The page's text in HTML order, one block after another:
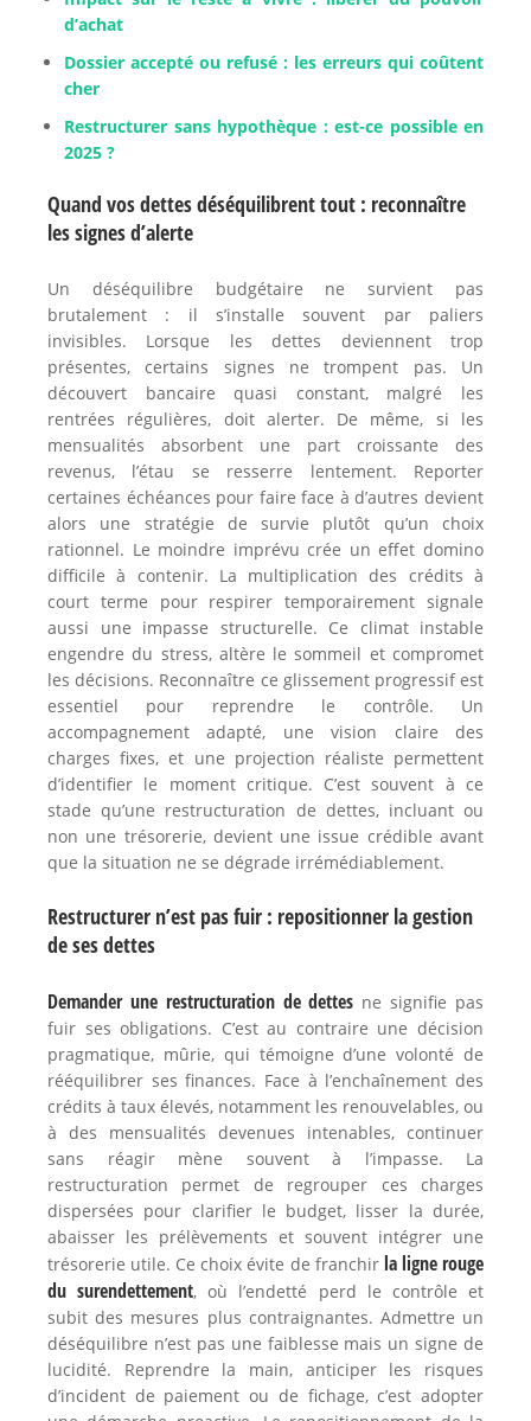
d’achat
Dossier accepté ou refusé : les erreurs qui coûtent
cher
Restructurer sans hypothèque : est-ce possible en
2025 ?
Quand vos dettes déséquilibrent tout : reconnaître
les signes d’alerte
Un déséquilibre budgétaire ne survient pas
brutalement : il s’installe souvent par paliers
invisibles. Lorsque les dettes deviennent trop
présentes, certains signes ne trompent pas. Un
découvert bancaire quasi constant, malgré les
rentrées régulières, doit alerter. De même, si les
mensualités absorbent une part croissante des
revenus, l’étau se resserre lentement. Reporter
certaines échéances pour faire face à d’autres devient
alors une stratégie de survie plutôt qu’un choix
rationnel. Le moindre imprévu crée un effet domino
difficile à contenir. La multiplication des crédits à
court terme pour respirer temporairement signale
aussi une impasse structurelle. Ce climat instable
engendre du stress, altère le sommeil et compromet
les décisions. Reconnaître ce glissement progressif est
essentiel pour reprendre le contrôle. Un
accompagnement adapté, une vision claire des
charges fixes, et une projection réaliste permettent
d’identifier le moment critique. C’est souvent à ce
stade qu’une restructuration de dettes, incluant ou
non une trésorerie, devient une issue crédible avant
que la situation ne se dégrade irrémédiablement.
Restructurer n’est pas fuir : repositionner la gestion
de ses dettes
Demander une restructuration de dettes ne signifie pas
fuir ses obligations. C’est au contraire une décision
pragmatique, mûrie, qui témoigne d’une volonté de
rééquilibrer ses finances. Face à l’enchaînement des
crédits à taux élevés, notamment les renouvelables, ou
à des mensualités devenues intenables, continuer
sans réagir mène souvent à l’impasse. La
restructuration permet de regrouper ces charges
dispersées pour clarifier le budget, lisser la durée,
abaisser les prélèvements et souvent intégrer une
trésorerie utile. Ce choix évite de franchir la ligne rouge
du surendettement, où l’endetté perd le contrôle et
subit des mesures plus contraignantes. Admettre un
déséquilibre n’est pas une faiblesse mais un signe de
lucidité. Reprendre la main, anticiper les risques
d’incident de paiement ou de fichage, c’est adopter